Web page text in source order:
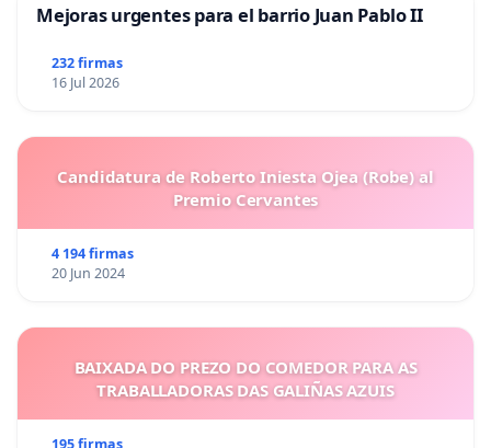
Mejoras urgentes para el barrio Juan Pablo II
232 firmas
16 Jul 2026
Candidatura de Roberto Iniesta Ojea (Robe) al
Premio Cervantes
4 194 firmas
20 Jun 2024
BAIXADA DO PREZO DO COMEDOR PARA AS
TRABALLADORAS DAS GALIÑAS AZUIS
195 firmas